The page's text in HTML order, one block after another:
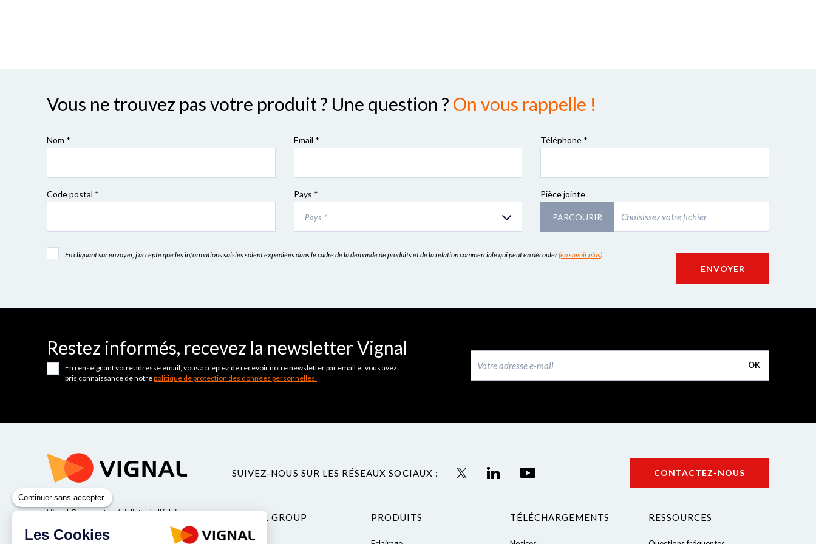
Vous ne trouvez pas votre produit ? Une question ? On vous rappelle !
Nom * Email * Téléphone *
Code postal * Pays *
Pays *
Pièce jointe
PARCOURIR
En cliquant sur envoyer, j'accepte que les informations saisies soient expédiées dans le cadre de la demande de produits et de la relation commerciale qui peut en découler(en savoir plus).
ENVOYER
Restez informés, recevez la newsletter Vignal
OK
En renseignant votre adresse email, vous acceptez de recevoir notre newsletter par email et vous avez
pris connaissance de notrepolitique de protection des données personnelles.
Vignal Group est spécialiste de l’éclairage et
de la sécurité pour véhicules industriels.
SUIVEZ-NOUS SUR LES RÉSEAUX SOCIAUX : CONTACTEZ-NOUS
VIGNAL GROUP PRODUITS TÉLÉCHARGEMENTS RESSOURCES
Continuer sans accepter
Les Cookies